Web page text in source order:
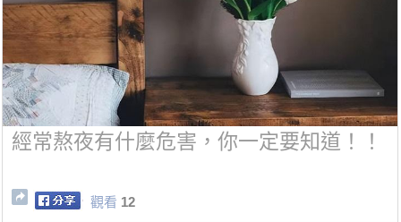
經常熬夜有什麼危害，你一定要知道！！
觀看 12